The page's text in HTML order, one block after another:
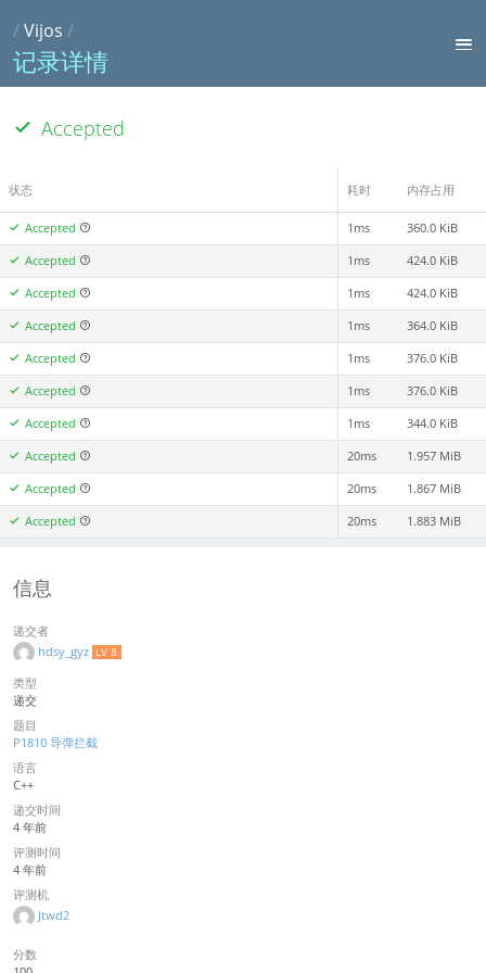
/Vijos /
记录详情
Accepted
状态 耗时 内存占用
Accepted 1ms 360.0 KiB
Accepted 1ms 424.0 KiB
Accepted 1ms 424.0 KiB
Accepted 1ms 364.0 KiB
Accepted 1ms 376.0 KiB
Accepted 1ms 376.0 KiB
Accepted 1ms 344.0 KiB
Accepted 20ms 1.957 MiB
Accepted 20ms 1.867 MiB
Accepted 20ms 1.883 MiB
信息
递交者
hdsy_gyz LV 8
类型
递交
题目
P1810 导弹拦截
语言
C++
递交时间
4 年前
评测时间
4 年前
评测机
Jtwd2
分数